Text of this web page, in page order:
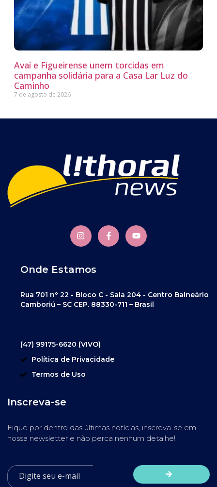
Avaí e Figueirense unem torcidas em
campanha solidária para a Casa Lar Luz do
Caminho
7 de agosto de 2026
Onde Estamos
Rua 701 nº 22 - Bloco C - Sala 204 - Centro Balneário
Camboriú – SC CEP. 88330-711 – Brasil
(47) 99175-6620 (VIVO)
Política de Privacidade
Termos de Uso
Inscreva-se
Fique por dentro das últimas notícias, inscreva-se em
nossa newsletter e não perca nenhum detalhe!